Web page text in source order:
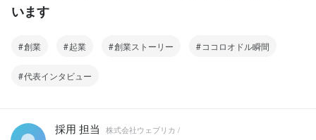
います
創業 起業 創業ストーリー ココロオドル瞬間
代表インタビュー
採用 担当 株式会社ウェブリカ /